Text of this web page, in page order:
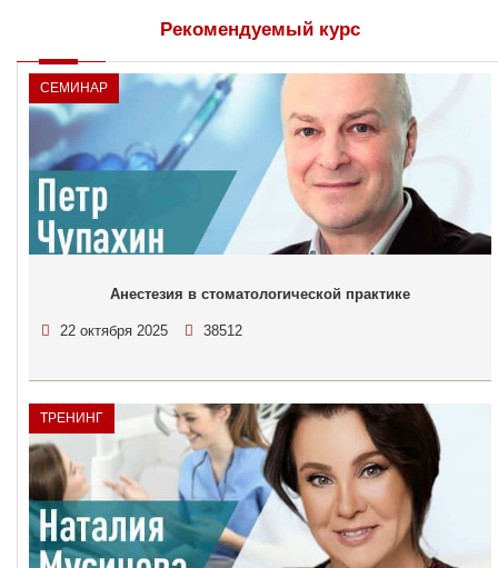
Рекомендуемый курс
СЕМИНАР
Анестезия в стоматологической практике
22 октября 2025 38512
ТРЕНИНГ